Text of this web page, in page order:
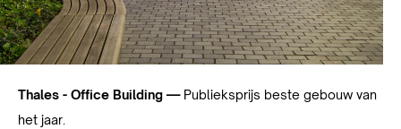
Thales - Office Building —Publieksprijs beste gebouw van
het jaar.